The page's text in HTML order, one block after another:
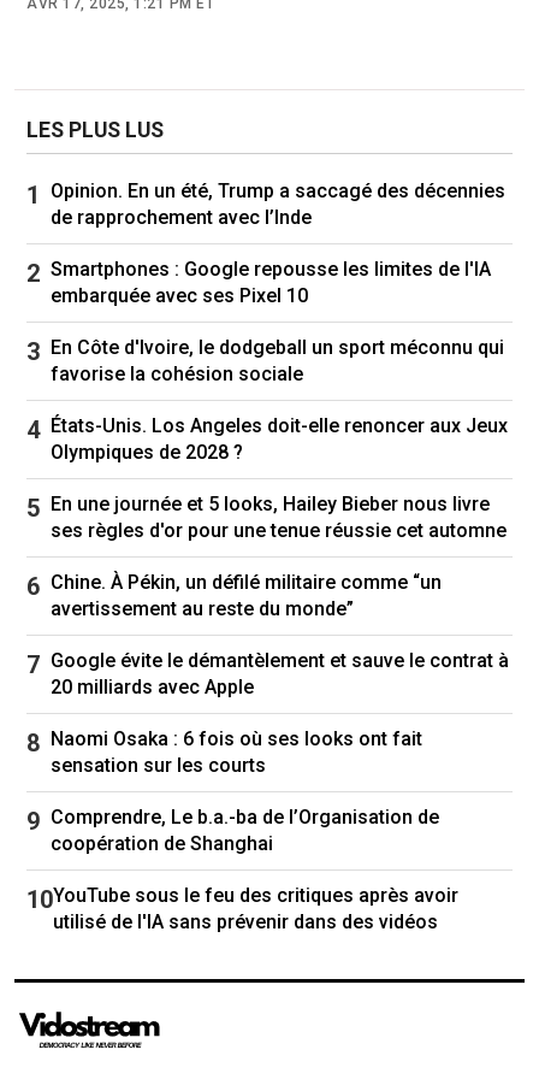
up, telles que Perplexity AI essaient de rivaliser
Si Donald Trump a volontairement marqué une
rupture politique nette avec
gouvernement a repris, dans ce dossier, les
demandes déjà formulées par l’administration
précédente en fin d’année dernière.
« L’administration Trump a donné la priorité aux
politiques qui soutiennent et font progresser
l’intelligence artificielle », a assuré Gail Slater.
« Mais rien ne fera progresser l’intelligence
artificielle plus rapidement qu’un marché ouvert
et concurrentiel, exempt de gardiens et de
monopoles ».
À lire aussi
L’humanité dans une course contre la
montre en ce qui concerne l’IA, selon l’ONU
Le gouvernement américain veut que
Google se sépare de son navigateur
Chrome, selon Bloomberg
Les patrons des grandes entreprises
technologiques courtisent Donald Trump depuis
sa victoire en novembre, espérant s’attirer ses
faveurs notamment dans le cadre des
nombreuses enquêtes et procès antitrust en
cours.
Mais Mark Zuckerberg n’a pas réussi à éviter le
procès de son groupe Meta qui s’est ouvert la
semaine dernière.
Et les autorités américaines de la concurrence
semblent décider à en découdre. Gail Slate a
comparé le monopole « écrasant » de Google à
AVR 17, 2025, 1:21 PM ET
LES PLUS LUS
Opinion. En un été, Trump a saccagé des décennies
de rapprochement avec l’Inde
Smartphones : Google repousse les limites de l'IA
embarquée avec ses Pixel 10
En Côte d'Ivoire, le dodgeball un sport méconnu qui
favorise la cohésion sociale
États-Unis. Los Angeles doit-elle renoncer aux Jeux
Olympiques de 2028 ?
En une journée et 5 looks, Hailey Bieber nous livre
ses règles d'or pour une tenue réussie cet automne
Chine. À Pékin, un défilé militaire comme “un
avertissement au reste du monde”
Google évite le démantèlement et sauve le contrat à
20 milliards avec Apple
Naomi Osaka : 6 fois où ses looks ont fait
sensation sur les courts
Comprendre, Le b.a.-ba de l’Organisation de
coopération de Shanghai
YouTube sous le feu des critiques après avoir
utilisé de l'IA sans prévenir dans des vidéos